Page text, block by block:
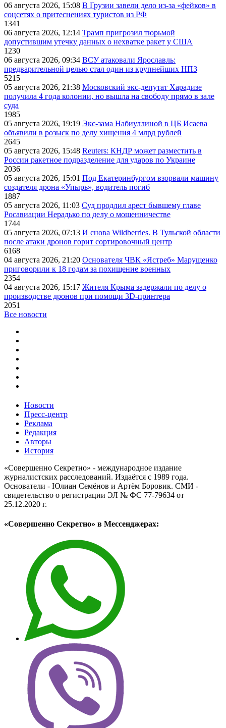
06 августа 2026, 15:08 В Грузии завели дело из-за «фейков» в
соцсетях о притеснениях туристов из РФ
1341
06 августа 2026, 12:14 Трамп пригрозил тюрьмой
допустившим утечку данных о нехватке ракет у США
1230
06 августа 2026, 09:34 ВСУ атаковали Ярославль:
предварительной целью стал один из крупнейших НПЗ
5215
05 августа 2026, 21:38 Московский экс-депутат Харадизе
получила 4 года колонии, но вышла на свободу прямо в зале
суда
1985
05 августа 2026, 19:19 Экс-зама Набиуллиной в ЦБ Исаева
объявили в розыск по делу хищения 4 млрд рублей
2645
05 августа 2026, 15:48 Reuters: КНДР может разместить в
России ракетное подразделение для ударов по Украине
2036
05 августа 2026, 15:01 Под Екатеринбургом взорвали машину
создателя дрона «Упырь», водитель погиб
1887
05 августа 2026, 11:03 Суд продлил арест бывшему главе
Росавиации Нерадько по делу о мошенничестве
1744
05 августа 2026, 07:13 И снова Wildberries. В Тульской области
после атаки дронов горит сортировочный центр
6168
04 августа 2026, 21:20 Основателя ЧВК «Ястреб» Марущенко
приговорили к 18 годам за похищение военных
2354
04 августа 2026, 15:17 Жителя Крыма задержали по делу о
производстве дронов при помощи 3D‑принтера
2051
Все новости
Новости
Пресс-центр
Реклама
Редакция
Авторы
История
«Совершенно Секретно» - международное издание
журналистских расследований. Издаётся с 1989 года.
Основатели - Юлиан Семёнов и Артём Боровик. CМИ -
свидетельство о регистрации ЭЛ № ФС 77-79634 от
25.12.2020 г.
«Совершенно Секретно» в Мессенджерах: